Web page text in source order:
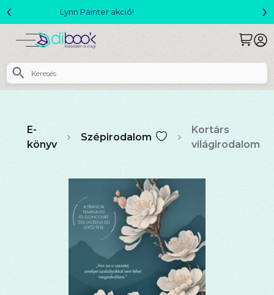
Megjelent! L. J. Shen: Legvadabb álmaimban szeretlek
‹ ›
E-
könyv
Szépirodalom
Kortárs
világirodalom